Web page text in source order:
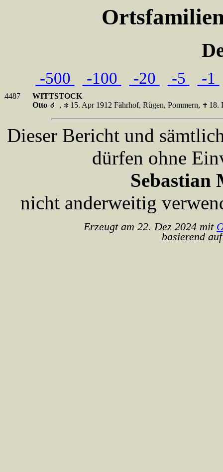
-500 -100 -20 -5 -1
4487
WITTSTOCK
Otto
, 15. Apr 1912 Fährhof, Rügen, Pommern, 18.
Dieser Bericht und
dürfen ohne
Sebastian
nicht anderweitig
Erzeugt am 22. Dez 2024 mit
basierend